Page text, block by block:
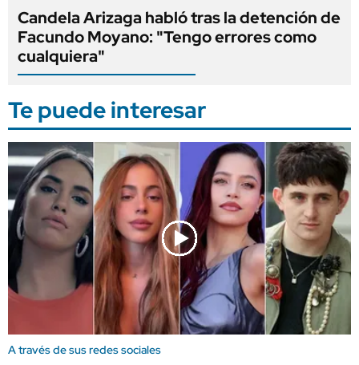
Candela Arizaga habló tras la detención de
Facundo Moyano: "Tengo errores como
cualquiera"
Te puede interesar
A través de sus redes sociales